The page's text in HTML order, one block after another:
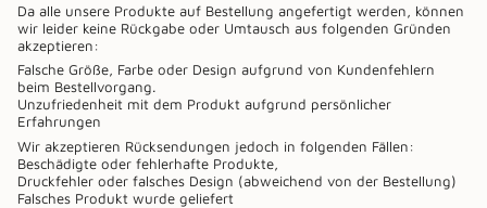
Da alle unsere Produkte auf Bestellung angefertigt werden, können
wir leider keine Rückgabe oder Umtausch aus folgenden Gründen
akzeptieren:
Falsche Größe, Farbe oder Design aufgrund von Kundenfehlern
beim Bestellvorgang.
Unzufriedenheit mit dem Produkt aufgrund persönlicher
Erfahrungen
Wir akzeptieren Rücksendungen jedoch in folgenden Fällen:
Beschädigte oder fehlerhafte Produkte,
Druckfehler oder falsches Design (abweichend von der Bestellung)
Falsches Produkt wurde geliefert